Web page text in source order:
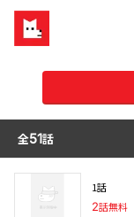
全51話
1話
2話無料